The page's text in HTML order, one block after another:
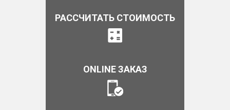
РАССЧИТАТЬ СТОИМОСТЬ
ONLINE ЗАКАЗ